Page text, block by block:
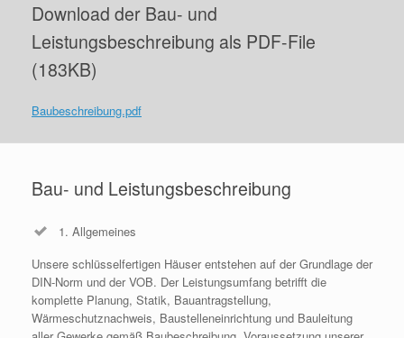
Download der Bau- und
Leistungsbeschreibung als PDF-File
(183KB)
Baubeschreibung.pdf
Bau- und Leistungsbeschreibung
1. Allgemeines
Unsere schlüsselfertigen Häuser entstehen auf der Grundlage der
DIN-Norm und der VOB. Der Leistungsumfang betrifft die
komplette Planung, Statik, Bauantragstellung,
Wärmeschutznachweis, Baustelleneinrichtung und Bauleitung